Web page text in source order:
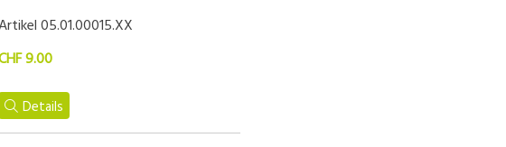
05.01.00015.XX
9.00
Details